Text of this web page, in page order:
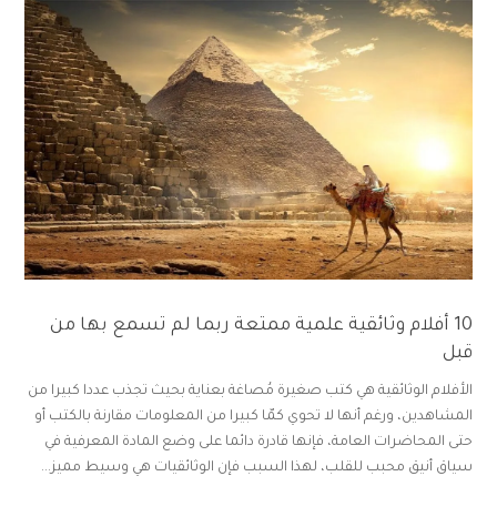
10 أفلام وثائقية علمية ممتعة ربما لم تسمع بها من
قبل
الأفلام الوثائقية هي كتب صغيرة مُصاغة بعناية بحيث تجذب عددا كبيرا من
المشاهدين، ورغم أنها لا تحوي كمّا كبيرا من المعلومات مقارنة بالكتب أو
حتى المحاضرات العامة، فإنها قادرة دائما على وضع المادة المعرفية في
سياق أنيق محبب للقلب، لهذا السبب فإن الوثائقيات هي وسيط مميز...